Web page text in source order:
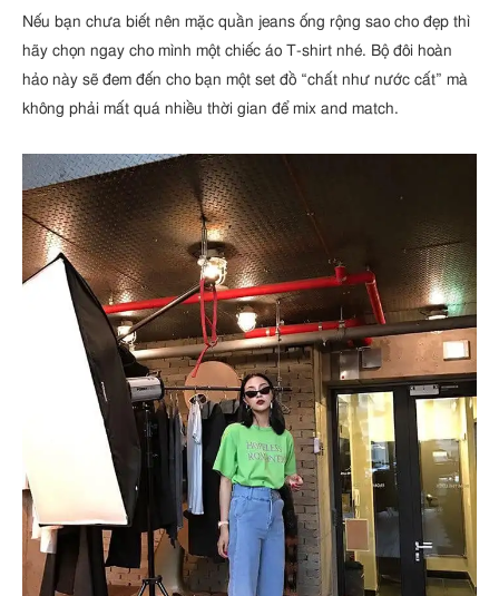
Nếu bạn chưa biết nên mặc quần jeans ống rộng sao cho đẹp thì
hãy chọn ngay cho mình một chiếc áo T-shirt nhé. Bộ đôi hoàn
hảo này sẽ đem đến cho bạn một set đồ “chất như nước cất” mà
không phải mất quá nhiều thời gian để mix and match.